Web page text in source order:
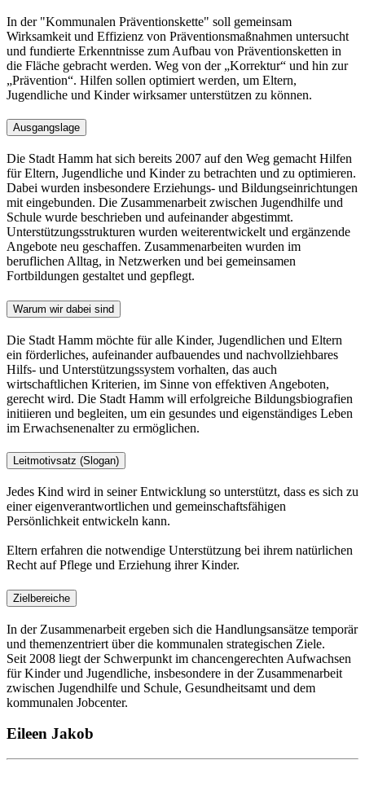
In der "Kommunalen Präventionskette" soll gemeinsam
Wirksamkeit und Effizienz von Präventionsmaßnahmen untersucht
und fundierte Erkenntnisse zum Aufbau von Präventionsketten in
die Fläche gebracht werden. Weg von der „Korrektur“ und hin zur
„Prävention“. Hilfen sollen optimiert werden, um Eltern,
Jugendliche und Kinder wirksamer unterstützen zu können.
Ausgangslage
Die Stadt Hamm hat sich bereits 2007 auf den Weg gemacht Hilfen
für Eltern, Jugendliche und Kinder zu betrachten und zu optimieren.
Dabei wurden insbesondere Erziehungs- und Bildungseinrichtungen
mit eingebunden. Die Zusammenarbeit zwischen Jugendhilfe und
Schule wurde beschrieben und aufeinander abgestimmt.
Unterstützungsstrukturen wurden weiterentwickelt und ergänzende
Angebote neu geschaffen. Zusammenarbeiten wurden im
beruflichen Alltag, in Netzwerken und bei gemeinsamen
Fortbildungen gestaltet und gepflegt.
Warum wir dabei sind
Die Stadt Hamm möchte für alle Kinder, Jugendlichen und Eltern
ein förderliches, aufeinander aufbauendes und nachvollziehbares
Hilfs- und Unterstützungssystem vorhalten, das auch
wirtschaftlichen Kriterien, im Sinne von effektiven Angeboten,
gerecht wird. Die Stadt Hamm will erfolgreiche Bildungsbiografien
initiieren und begleiten, um ein gesundes und eigenständiges Leben
im Erwachsenenalter zu ermöglichen.
Leitmotivsatz (Slogan)
Jedes Kind wird in seiner Entwicklung so unterstützt, dass es sich zu
einer eigenverantwortlichen und gemeinschaftsfähigen
Persönlichkeit entwickeln kann.
Eltern erfahren die notwendige Unterstützung bei ihrem natürlichen
Recht auf Pflege und Erziehung ihrer Kinder.
Zielbereiche
In der Zusammenarbeit ergeben sich die Handlungsansätze temporär
und themenzentriert über die kommunalen strategischen Ziele.
Seit 2008 liegt der Schwerpunkt im chancengerechten Aufwachsen
für Kinder und Jugendliche, insbesondere in der Zusammenarbeit
zwischen Jugendhilfe und Schule, Gesundheitsamt und dem
kommunalen Jobcenter.
Eileen Jakob